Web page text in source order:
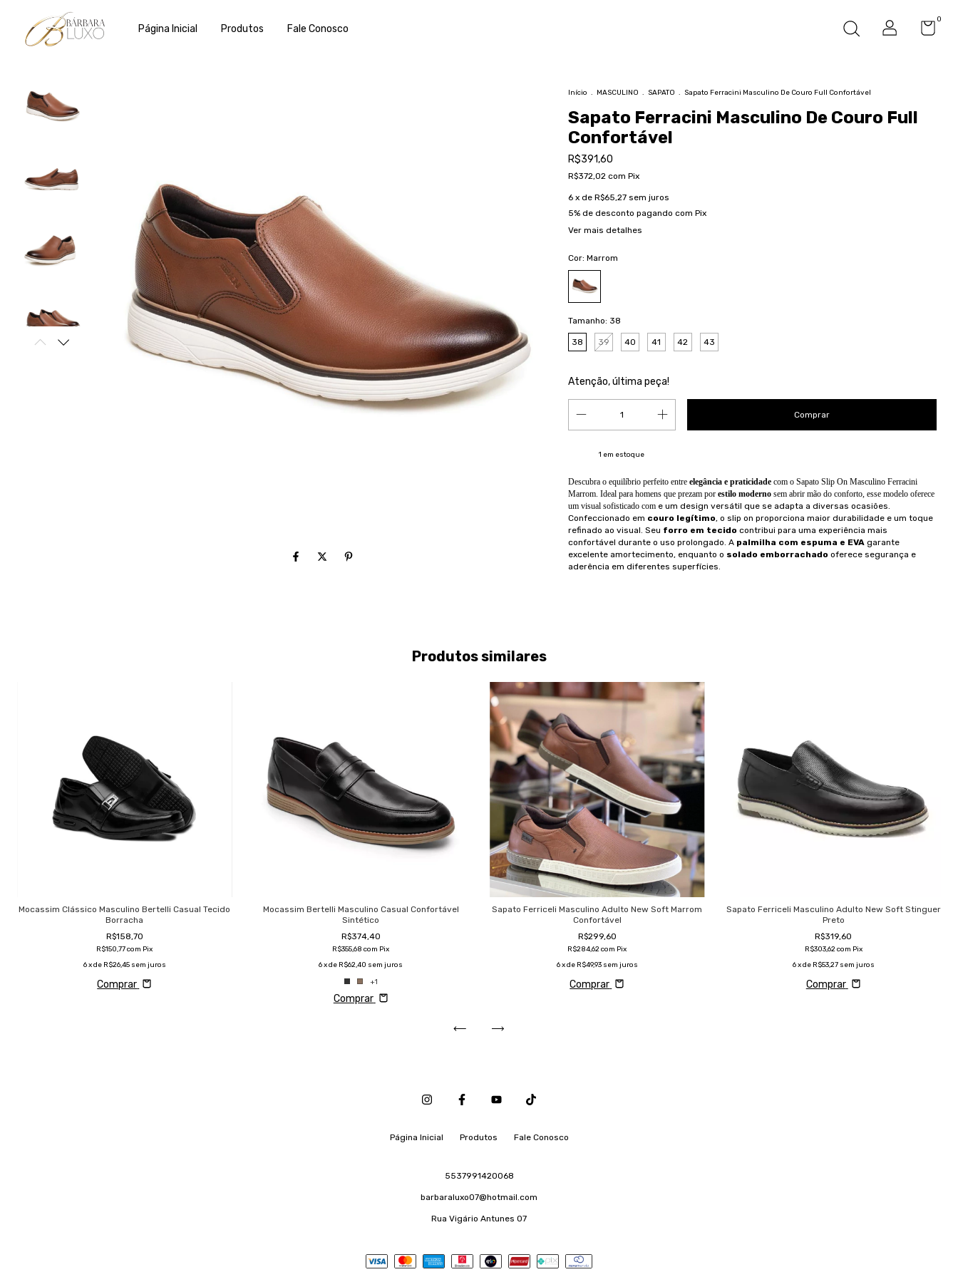
Página Inicial Produtos Fale Conosco
0
Início . MASCULINO . SAPATO . Sapato Ferracini Masculino De Couro Full Confortável
Sapato Ferracini Masculino De Couro Full
Confortável
R$391,60
R$372,02 com Pix
6 x de R$65,27 sem juros
5% de desconto pagando com Pix
Ver mais detalhes
Cor: Marrom
Tamanho: 38
38 39 40 41 42 43
Atenção, última peça!
1 em estoque
Descubra o equilíbrio perfeito entre elegância e praticidadecom o Sapato Slip On Masculino Ferracini
Marrom. Ideal para homens que prezam por estilo modernosem abrir mão do conforto, esse modelo oferece
um visual sofisticado com e um design versátil que se adapta a diversas ocasiões.
Confeccionado em couro legítimo, o slip on proporciona maior durabilidade e um toque
refinado ao visual. Seu forro em tecido contribui para uma experiência mais
confortável durante o uso prolongado. A palmilha com espuma e EVAgarante
excelente amortecimento, enquanto o solado emborrachado oferece segurança e
aderência em diferentes superfícies.
Produtos similares
Mocassim Clássico Masculino Bertelli Casual Tecido
Borracha
R$158,70
R$150,77com Pix
6x de R$26,45 sem juros
Comprar
Mocassim Bertelli Masculino Casual Confortável
Sintético
R$374,40
R$355,68com Pix
6x de R$62,40 sem juros
+1
Comprar
Sapato Ferriceli Masculino Adulto New Soft Marrom
Confortável
R$299,60
R$284,62com Pix
6x de R$49,93 sem juros
Comprar
Sapato Ferriceli Masculino Adulto New Soft Stinguer
Preto
R$319,60
R$303,62com Pix
6x de R$53,27 sem juros
Comprar
Página Inicial Produtos Fale Conosco
5537991420068
barbaraluxo07@hotmail.com
Rua Vigário Antunes 07